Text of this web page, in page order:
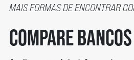
MAIS FORMAS DE ENCONTRAR
Compare bancos